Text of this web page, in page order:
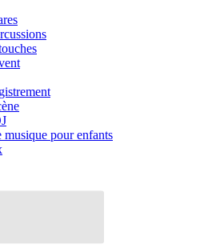
musique pour enfants